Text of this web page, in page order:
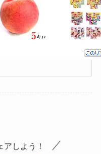
しよう！